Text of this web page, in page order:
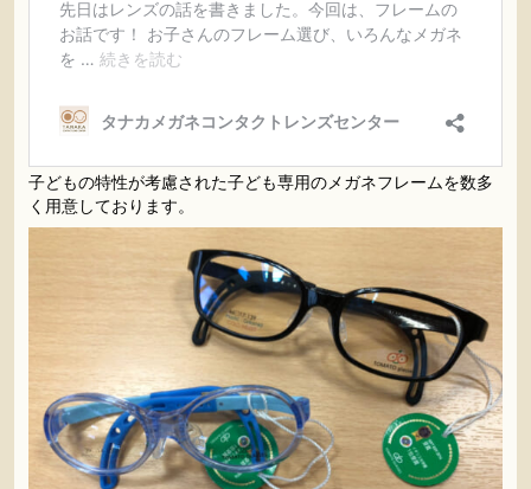
子どもの特性が考慮された子ども専用のメガネフレームを数多
く用意しております。